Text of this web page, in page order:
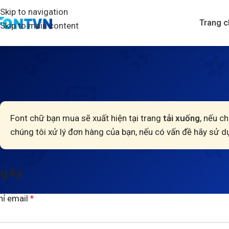
Skip to navigation
Skip to main content
Trang
Font chữ bạn mua sẽ xuất hiện tại trang tải xuống, nếu
chúng tôi xử lý đơn hàng của bạn, nếu có vấn đề hãy sử
ký
email *